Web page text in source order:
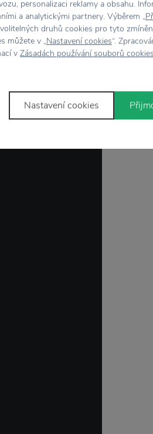
personalizaci reklamy a obsahu.
a analytickými partnery. Výběrem „
druhů cookies pro tyto
můžete v „Nastavení cookies“.
v Zásadách používání souborů cookies
Nastavení cookies